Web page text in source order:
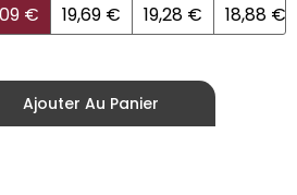
€
19,69 €
19,28 €
18,88 €
Ajouter Au Panier